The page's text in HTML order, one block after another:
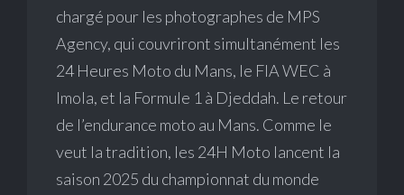
chargé pour les photographes de MPS
Agency, qui couvriront simultanément les
24 Heures Moto du Mans, le FIA WEC à
Imola, et la Formule 1 à Djeddah. Le retour
de l’endurance moto au Mans. Comme le
veut la tradition, les 24H Moto lancent la
saison 2025 du championnat du monde